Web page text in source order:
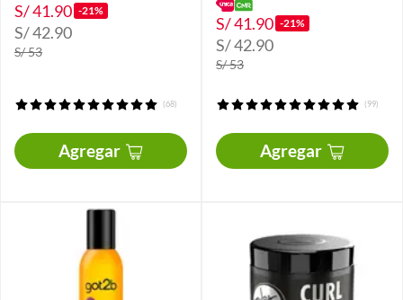
S/ 41.90 -21%
S/ 42.90
S/ 53
(68)
Agregar
S/ 41.90 -21%
S/ 42.90
S/ 53
(99)
Agregar